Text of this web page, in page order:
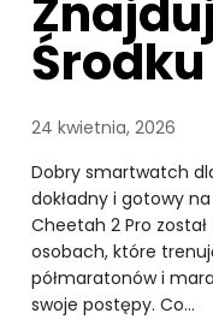
Środku
24 kwietnia, 2026
Dobry smartwatch
dokładny i gotowy
Cheetah 2 Pro
osobach, które
półmaratonów i
swoje postępy. Co…